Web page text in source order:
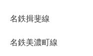
名鉄揖斐線
名鉄美濃町線